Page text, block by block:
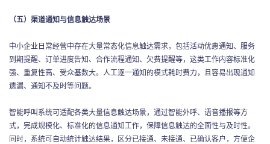
（五）渠道通知与信息触达场景
中小企业日常经营中存在大量常态化信息触达需求，包括活动优惠通知、服务
到期提醒、订单进度告知、合作流程通知、欠费提醒等，这类工作内容标准化
强、重复性高、受众基数大。人工逐一通知的模式耗时费力，且容易出现通知
遗漏、通知不及时等问题。
智能呼叫系统可适配各类大量信息触达场景，通过智能外呼、语音播报等方
式，完成规模化、标准化的信息通知工作，保障信息触达的全面性与及时性。
同时，系统可自动统计触达结果，区分已接通、未接通、已确认客户，方便企